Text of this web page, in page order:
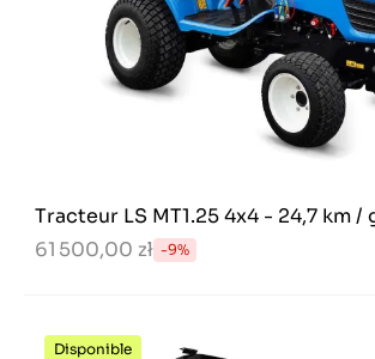
Tracteur LS MT1.25 4x4 - 24,7 km /
61 500,00 zł -9%
Disponible